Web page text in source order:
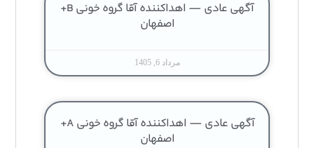
آگهی عادی — اهداکننده آقا گروه خونی B+
اصفهان
مرداد 6, 1405
آگهی عادی — اهداکننده آقا گروه خونی A+
اصفهان